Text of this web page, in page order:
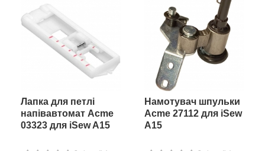
Лапка для петлі
напівавтомат Acme
03323 для iSew A15
Намотувач шпульки
Acme 27112 для iSew
A15